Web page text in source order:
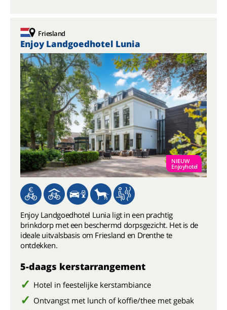
Friesland
Enjoy Landgoedhotel Lunia
NIEUW
Enjoyhotel
Enjoy Landgoedhotel Lunia ligt in een prachtig
brinkdorp met een beschermd dorpsgezicht. Het is de
ideale uitvalsbasis om Friesland en Drenthe te
ontdekken.
5-daags kerstarrangement
Hotel in feestelijke kerstambiance
Ontvangst met lunch of koffie/thee met gebak